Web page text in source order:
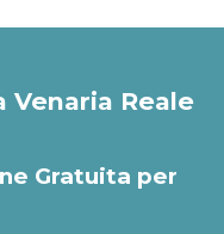
Venaria Reale
Gratuita per